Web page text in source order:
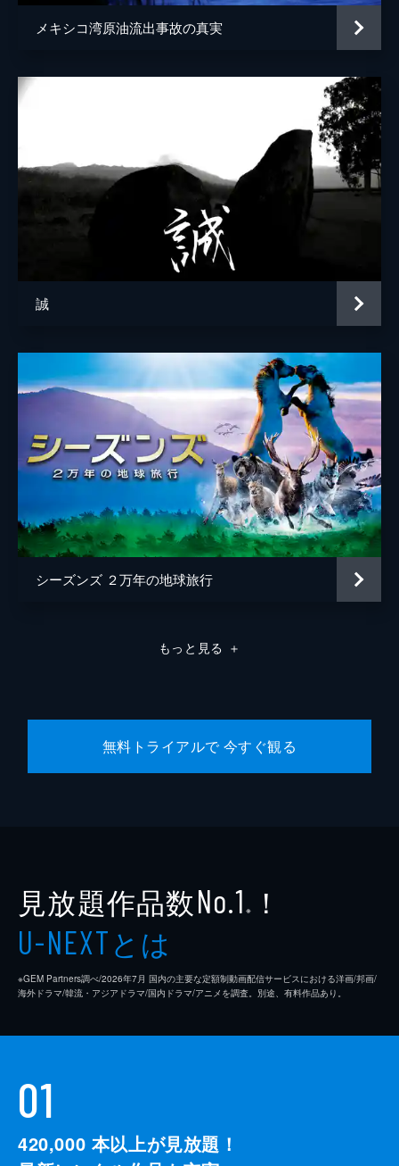
メキシコ湾原油流出事故の真実
誠
シーズンズ ２万年の地球旅行
もっと見る ＋
無料トライアルで 今すぐ観る
見放題作品数No.1 ※ ！
U-NEXTとは
※GEM Partners調べ/2026年7⽉ 国内の主要な定額制動画配信サービスにおける洋画/邦画/
海外ドラマ/韓流・アジアドラマ/国内ドラマ/アニメを調査。別途、有料作品あり。
01
420,000 本以上が見放題！